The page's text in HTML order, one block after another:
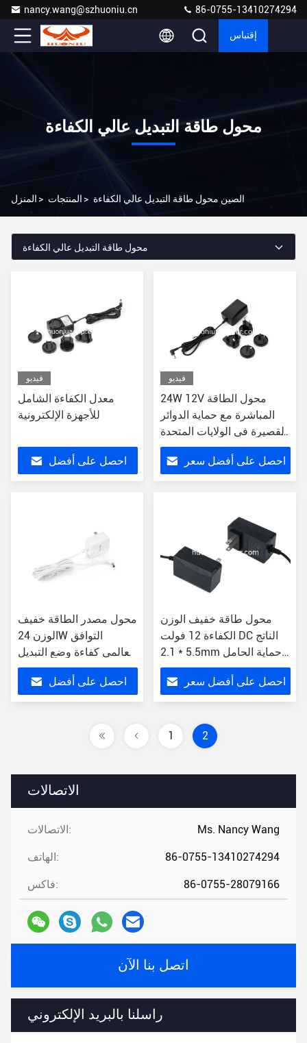
nancy.wang@szhuoniu.cn 86-0755-13410274294
إقتباس
محول طاقة التبديل عالي الكفاءة
المنزل > المنتجات > الصين محول طاقة التبديل عالي الكفاءة
الاتصالات
الاتصالات: Ms. Nancy Wang
الهاتف: 86-0755-13410274294
فاكس: 86-0755-28079166
اتصل بنا الآن
راسلنا بالبريد الإلكتروني
محول طاقة التبديل عالي الكفاءة
فيديو
معدل الكفاءة الشامل
للأجهزة الإلكترونية
احصل على أفضل
فيديو
24W 12V محول الطاقة
المباشرة مع حماية الدوائر
القصيرة في الولايات المتحدة
/ الاتحاد الأوروبي / المملكة
المتحدة / AU
احصل على أفضل سعر
محول مصدر الطاقة خفيف
الوزن 24W التوافق
العالمي كفاءة وضع التبديل
وحدة الطاقة
احصل على أفضل
محول طاقة خفيف الوزن
الكفاءة 12 فولت DC الناتج
5.5 * 2.1mm حماية الحامل
من الإفراط
احصل على أفضل سعر
1 2